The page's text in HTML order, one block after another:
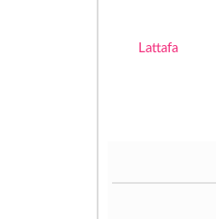
Lattafa